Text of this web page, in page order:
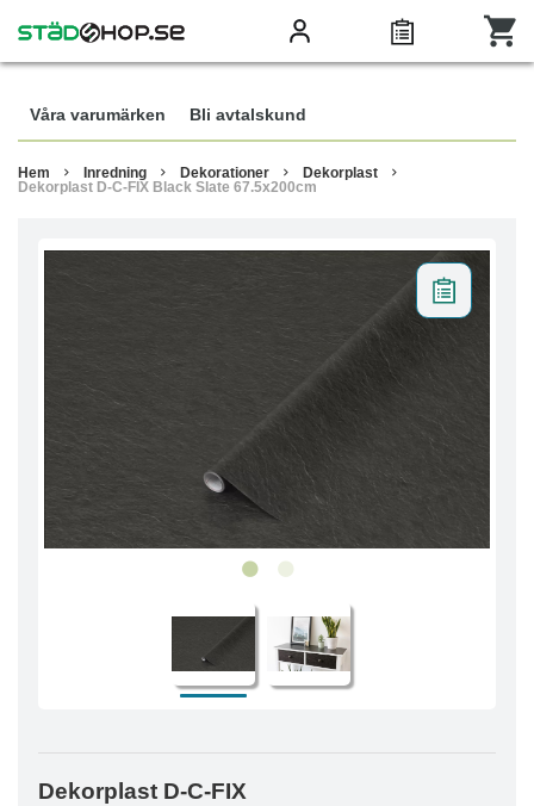
Våra varumärken Bli avtalskund
Hem Inredning Dekorationer
Dekorplast
Dekorplast D-C-FIX Black Slate 67.5x200cm
Dekorplast D-C-FIX